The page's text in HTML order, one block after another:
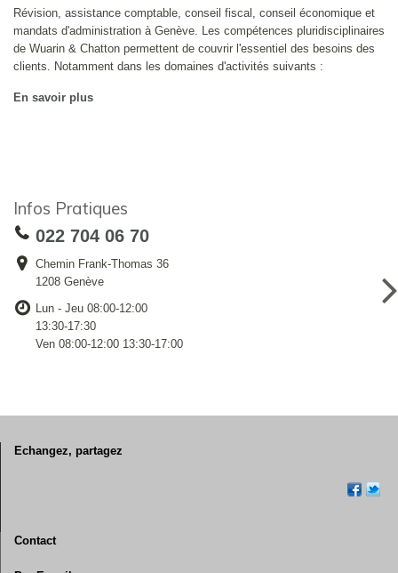
Révision, assistance comptable, conseil fiscal, conseil économique et
mandats d'administration à Genève. Les compétences pluridisciplinaires
de Wuarin & Chatton permettent de couvrir l'essentiel des besoins des
clients. Notamment dans les domaines d'activités suivants :
En savoir plus
Infos Pratiques
022 704 06 70
Chemin Frank-Thomas 36
1208 Genève
Lun - Jeu 08:00-12:00
13:30-17:30
Ven 08:00-12:00 13:30-17:00
Echangez, partagez
Contact